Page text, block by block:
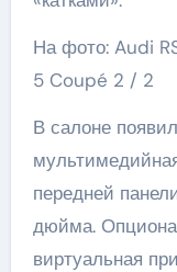
На фото: Audi
5 Coupé 2 / 2
В салоне
передней
дюйма.
виртуальная